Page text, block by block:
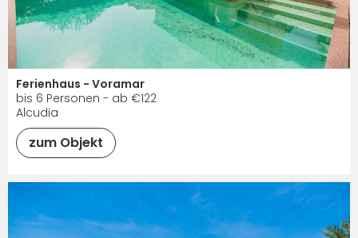
Ferienhaus - Voramar
bis 6 Personen - ab €122
Alcudia
zum Objekt